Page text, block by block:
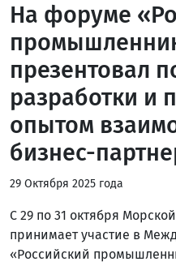
На форуме
презентовал
разработки и
опытом
бизнес-
29 Октября 2025 года
С 29 по 31 октября
принимает участие в
«Российский